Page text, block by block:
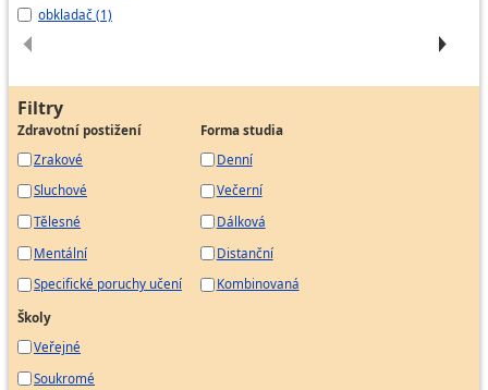
obkladač (1)
Filtry
Zdravotní postižení
Zrakové
Sluchové
Tělesné
Mentální
Specifické poruchy učení
Forma studia
Denní
Večerní
Dálková
Distanční
Kombinovaná
Školy
Veřejné
Soukromé